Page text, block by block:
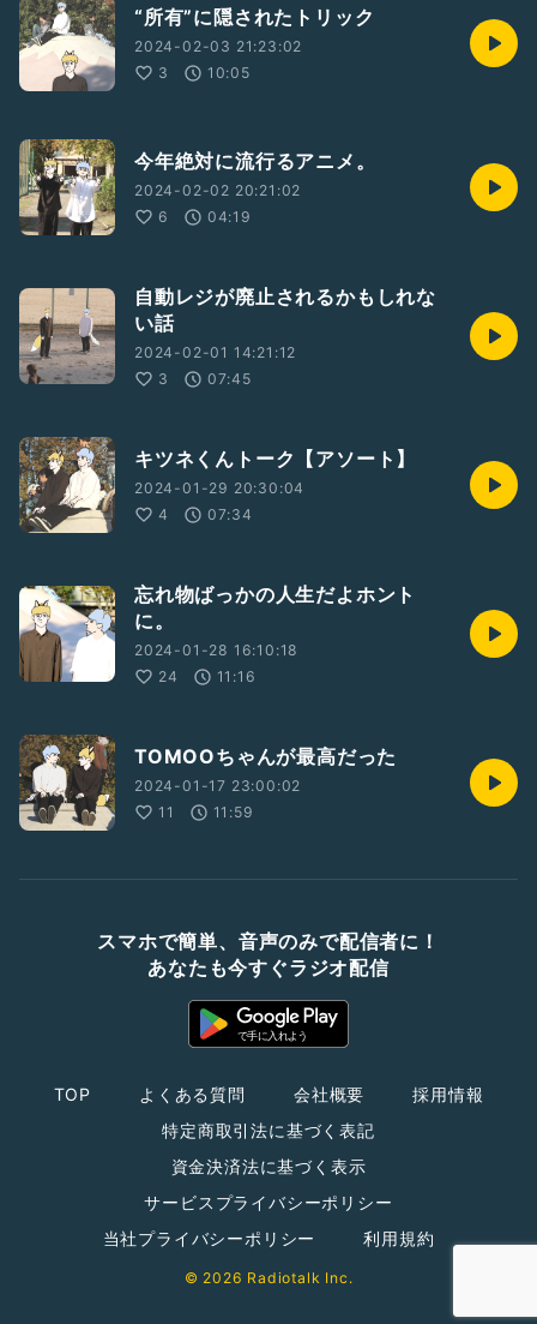
“所有”に隠されたトリック
2024-02-03 21:23:02
3
10:05
今年絶対に流行るアニメ。
2024-02-02 20:21:02
6
04:19
自動レジが廃止されるかもしれな
い話
2024-02-01 14:21:12
3
07:45
キツネくんトーク【アソート】
2024-01-29 20:30:04
4
07:34
忘れ物ばっかの人生だよホント
に。
2024-01-28 16:10:18
24
11:16
TOMOOちゃんが最高だった
2024-01-17 23:00:02
11
11:59
スマホで簡単、音声のみで配信者に！
あなたも今すぐラジオ配信
TOP よくある質問 会社概要
採用情報
特定商取引法に基づく表記
資金決済法に基づく表示
サービスプライバシーポリシー
当社プライバシーポリシー
利用規約
© 2026 Radiotalk Inc.